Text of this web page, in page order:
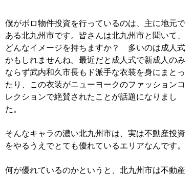
僕がボロ物件投資を行っているのは、主に地元で
ある北九州市です。皆さんは北九州市と聞いて、
どんなイメージを持ちますか？ 多いのは成人式
かもしれませんね。最近だと成人式で新成人のみ
ならず武内和久市長もド派手な衣装を身にまとっ
たり、この衣装がニューヨークのファッションコ
レクションで絶賛されたことが話題になりまし
た。
そんなキャラの濃い北九州市は、実は不動産投資
をやるうえでとても優れているエリアなんです。
何が優れているのかというと、北九州市は不動産